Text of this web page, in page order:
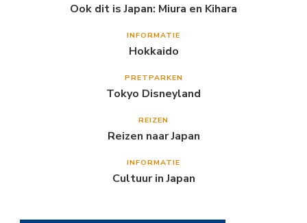
Ook dit is Japan: Miura en Kihara
INFORMATIE
Hokkaido
PRETPARKEN
Tokyo Disneyland
REIZEN
Reizen naar Japan
INFORMATIE
Cultuur in Japan